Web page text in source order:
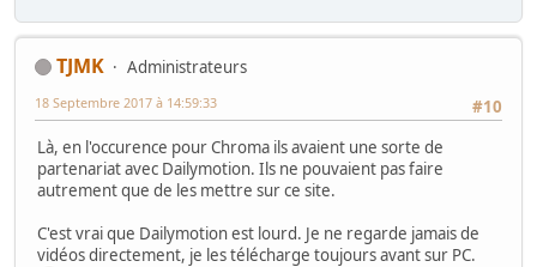
TJMK
Administrateurs
#10
18 Septembre 2017 à 14:59:33
Là, en l'occurence pour Chroma ils avaient une sorte de
partenariat avec Dailymotion. Ils ne pouvaient pas faire
autrement que de les mettre sur ce site.
C'est vrai que Dailymotion est lourd. Je ne regarde jamais de
vidéos directement, je les télécharge toujours avant sur PC.